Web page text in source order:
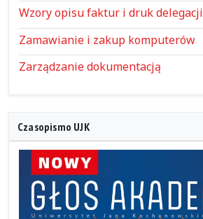
Wzory opisu faktur i druk delegacji
Zamawianie i zakup komputerów
Zarządzanie dokumentacją
Czasopismo UJK